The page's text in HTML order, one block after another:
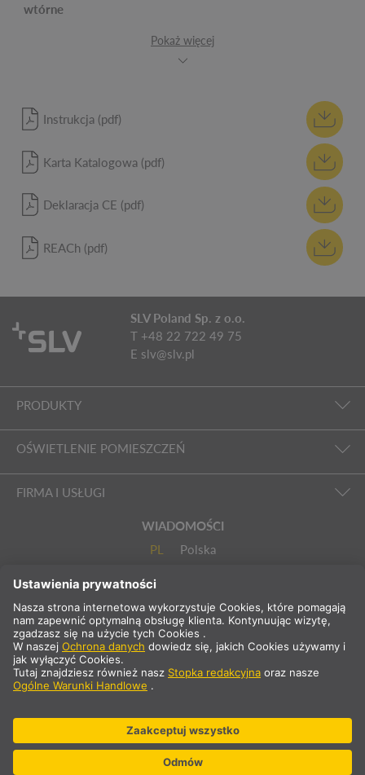
wtórne
Pokaż więcej
Instrukcja (pdf)
Karta Katalogowa (pdf)
Deklaracja CE (pdf)
REACh (pdf)
SLV Poland Sp. z o.o.
T +48 22 722 49 75
E slv@slv.pl
PRODUKTY
OŚWIETLENIE POMIESZCZEŃ
FIRMA I USŁUGI
WIADOMOŚCI
PL
Polska
* nie zawiera 23% VAT i kosztów wysyłki .Cena tylko dla klientów
komercyjnych/zarejestrowanych.
** Podane wartości stanowią średnie czasy dostawy i odnoszą się
do standardowych dostaw na terenie Europy kontynentalnej i pod
warunkiem, że zamówienie zostanie odebrane do godziny 13:00.
Towary wielkogabarytowe, takie jak profile, systemy szynowe itp.
© SLV Germany 2026. Wszelkie prawa zastrzeżone
Ustawienia plików cookie